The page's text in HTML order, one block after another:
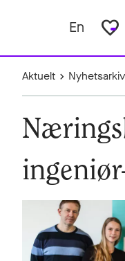
En favorite_border
Aktuelt Nyhetsarkiv